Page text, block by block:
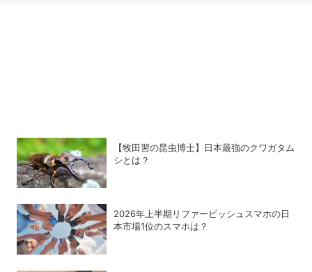
【牧田習の昆虫博士】日本最強のクワガタム
シとは？
2026年上半期リファービッシュスマホの日
本市場1位のスマホは？